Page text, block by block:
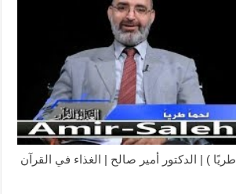
) | الدكتور أمير صالح | الغذاء في القرآن